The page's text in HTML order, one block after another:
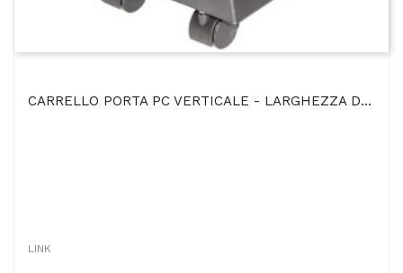
CARRELLO PORTA PC VERTICALE - LARGHEZZA DA 15 A 24,5 CM CON 4 RUOTE BLOCCABILI E BLOCCHI...
LINK